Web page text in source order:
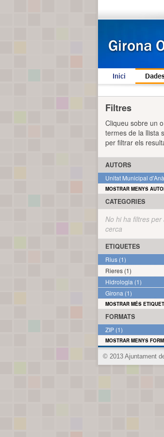
Inici
Filtres
Cliqueu sobre un
termes de la llista
per filtrar els
AUTORS
Unitat Municipal
MOSTRAR MENYS
CATEGORIES
No hi ha filtres per
cerca
ETIQUETES
Rius (1)
Rieres (1)
Hidrologia (1)
Girona (1)
MOSTRAR MÉS
FORMATS
ZIP (1)
MOSTRAR MENYS
© 2013 Ajuntament